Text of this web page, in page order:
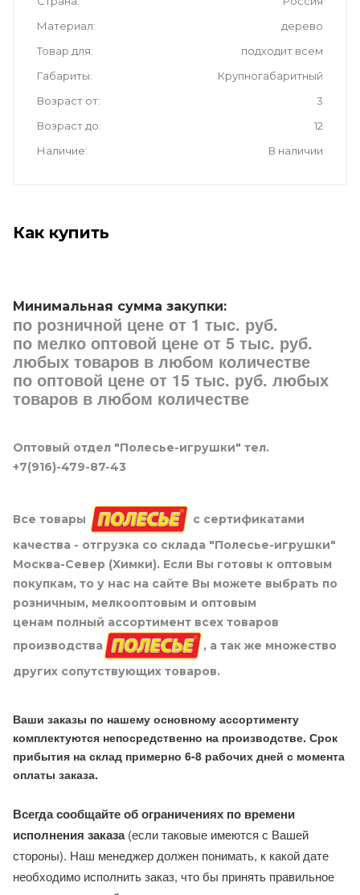
Материал
дерево
Товар для
подходит всем
Габариты
Крупногабаритный
Возраст от
3
Возраст до
12
Наличие
В наличии
Как купить
Минимальная сумма закупки:
по розничной цене от 1 тыс. руб.
по мелко оптовой цене от 5 тыс. руб.
любых товаров в любом количестве
по оптовой цене от 15 тыс. руб. любых
товаров в любом количестве
Оптовый отдел "Полесье-игрушки" тел.
+7(916)-479-87-43
Все товары
с сертификатами
качества - отгрузка со склада "Полесье-игрушки"
Москва-Север (Химки). Если Вы готовы к оптовым
покупкам, то у нас на сайте Вы можете выбрать по
розничным, мелкооптовым и оптовым
ценам полный ассортимент всех товаров
производства
, а так же множество
других сопутствующих товаров.
Ваши заказы по нашему основному ассортименту
комплектуются непосредственно на производстве. Срок
прибытия на склад примерно 6-8 рабочих дней с момента
оплаты заказа.
Всегда сообщайте об ограничениях по времени
исполнения заказа(если таковые имеются с Вашей
стороны). Наш менеджер должен понимать, к какой дате
необходимо исполнить заказ, что бы принять правильное